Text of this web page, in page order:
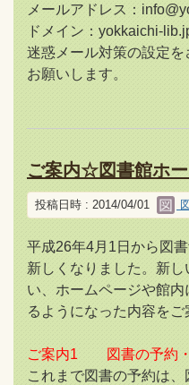
メールアドレス：
ドメイン：yokkaichi-
迷惑メール対策の設定
お願いします。
投稿日時 : 2014/04/01
平成26年4月1日から図
新しくなりました。新
い、ホームページや館
るようになった内容をご
ご案内1 図書の予約・
これまで図書の予約は